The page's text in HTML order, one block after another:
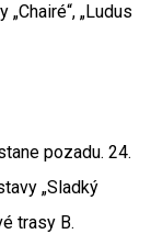
„Ludus
pozadu. 24.
„Sladký
trasy B.